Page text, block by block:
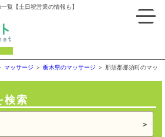
覧【土日祝営業の情報も】
マッサージ 栃木県のマッサージ
那須郡那須町のマッ
検索